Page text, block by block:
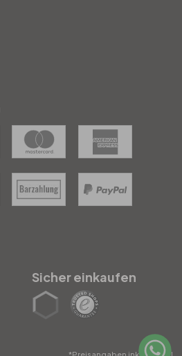
Sicher einkaufen